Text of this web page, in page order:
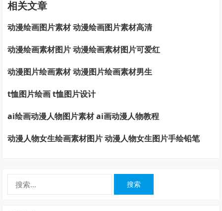
相关文章
动漫绘画图片素材 动漫绘画图片素材高清
动漫绘画素材图片 动漫绘画素材图片可爱红
动漫图片绘画素材 动漫图片绘画素材男生
t恤图片绘画 t恤图片设计
ai绘画动漫人物图片素材 ai画动漫人物教程
动漫人物女生绘画素材图片 动漫人物女生图片手绘铅笔